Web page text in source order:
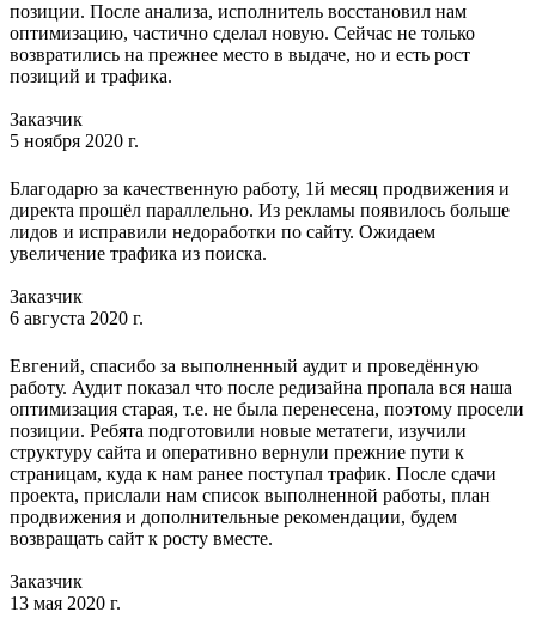
позиции. После анализа, исполнитель восстановил нам
оптимизацию, частично сделал новую. Сейчас не только
возвратились на прежнее место в выдаче, но и есть рост
позиций и трафика.
Заказчик
5 ноября 2020 г.
Благодарю за качественную работу, 1й месяц продвижения и
директа прошёл параллельно. Из рекламы появилось больше
лидов и исправили недоработки по сайту. Ожидаем
увеличение трафика из поиска.
Заказчик
6 августа 2020 г.
Евгений, спасибо за выполненный аудит и проведённую
работу. Аудит показал что после редизайна пропала вся наша
оптимизация старая, т.е. не была перенесена, поэтому просели
позиции. Ребята подготовили новые метатеги, изучили
структуру сайта и оперативно вернули прежние пути к
страницам, куда к нам ранее поступал трафик. После сдачи
проекта, прислали нам список выполненной работы, план
продвижения и дополнительные рекомендации, будем
возвращать сайт к росту вместе.
Заказчик
13 мая 2020 г.